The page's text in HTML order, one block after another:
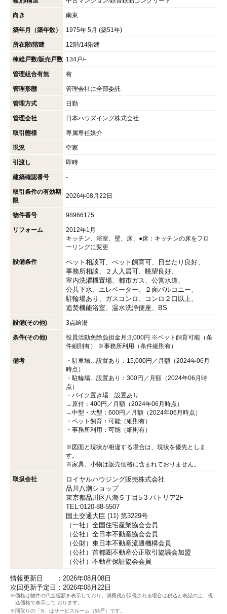
向き 南東
築年月（築年数） 1975年 5月 (築51年)
所在階/階建 12階/14階建
棟総戸数/販売戸数 134戸/-
管理組合有無 有
管理形態 管理会社に全部委託
管理方式 日勤
管理会社 日本ハウズイング株式会社
取引態様 専属専任媒介
現況 空家
引渡し 即時
建築確認番号 -
取引条件の有効期
限
2026年08月22日
物件番号 98966175
リフォーム
2012年1月
キッチン、浴室、壁、床、●床：キッチンの床をフロ
ーリングに変更
設備条件 ペット相談可 ペット飼育可
日当たり良好
事務所相談
２人入居可
眺望良好
室内洗濯機置場
都市ガス
公営水道
公共下水
エレベーター
２面バルコニー
駐輪場あり
ガスコンロ
コンロ２口以上
追焚機能浴室
温水洗浄便座 BS
設備(その他) 3点給湯
条件(その他)
役員活動免除負担金月:3,000円 ※ペット飼育可能（条
件細則有） ※事務所利用（条件細則有）
備考
・駐車場…設置あり：15,000円／月額（2024年06月
時点）
・駐輪場…設置あり：300円／月額（2024年06月時
点）
・バイク置き場…設置あり
→原付：400円／月額（2024年06月時点）
→中型・大型：600円／月額（2024年06月時点）
・ペット飼育：可能（細則有）
・事務所利用：可能（細則有）
※図面と現状が相違する場合は、現状を優先としま
す。
※家具、小物は販売価格に含まれておりません。
取扱会社
ロイヤルハウジング販売株式会社
品川八潮ショップ
東京都品川区八潮５丁目5-3 パトリア2F
TEL:0120-88-5507
国土交通大臣 (11) 第3229号
（一社）全国住宅産業協会会員
（公社）全日本不動産協会会員
（公財）東日本不動産流通機構会員
（公社）首都圏不動産公正取引協議会加盟
（公社）不動産保証協会会員
情報更新日 ：2026年08月08日
次回更新予定日：2026年08月22日
※価格は物件の代金総額を表示しており、消費税が課税される場合は税込と表記の上、税
込価格で表示して おります。
※間取りの「S」はサービスルーム（納戸）です。